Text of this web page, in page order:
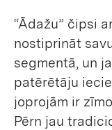
“Ādažu” čipsi
nostiprināt
segmentā, un
patērētāju
joprojām ir
Pērn jau